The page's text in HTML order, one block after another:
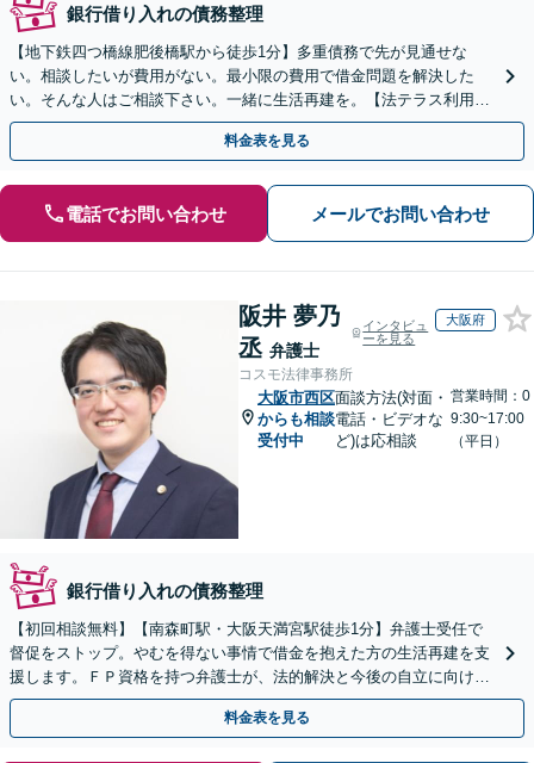
銀行借り入れの債務整理
【地下鉄四つ橋線肥後橋駅から徒歩1分】多重債務で先が見通せな
い。相談したいが費用がない。最小限の費用で借金問題を解決した
い。そんな人はご相談下さい。一緒に生活再建を。【法テラス利用
可】
料金表を見る
電話でお問い合わせ メールでお問い合わせ
阪井 夢乃
丞 弁護士
インタビュ
ーを見る
大阪府
コスモ法律事務所
大阪市西区
からも相談
受付中
面談方法(対面・
電話・ビデオな
ど)は応相談
営業時間：0
9:30~17:00
（平日）
銀行借り入れの債務整理
【初回相談無料】【南森町駅・大阪天満宮駅徒歩1分】弁護士受任で
督促をストップ。やむを得ない事情で借金を抱えた方の生活再建を支
援します。ＦＰ資格を持つ弁護士が、法的解決と今後の自立に向けた
アドバイスで根本解決へ導きます。
料金表を見る